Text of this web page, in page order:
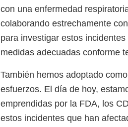
con una enfermedad
colaborando estrechamente
para investigar estos
medidas adecuadas conforme
También hemos adoptado
esfuerzos. El día de hoy,
emprendidas por la FDA, los
estos incidentes que han